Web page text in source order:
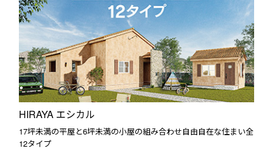
HIRAYA エシカル
17坪未満の平屋と6坪未満の小屋の組み合わせ自由自在な住まい全
12タイプ